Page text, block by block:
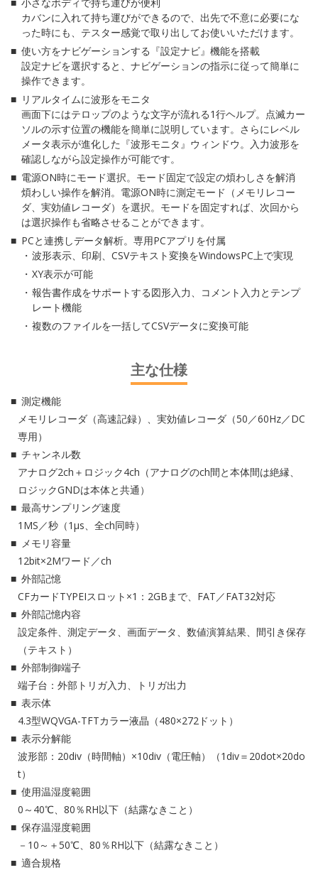
カバンに入れて持ち運びができるので、出先で不意に必要にな
った時にも、テスター感覚で取り出してお使いいただけます。
使い方をナビゲーションする『設定ナビ』機能を搭載
設定ナビを選択すると、ナビゲーションの指示に従って簡単に
操作できます。
リアルタイムに波形をモニタ
画面下にはテロップのような文字が流れる1行ヘルプ。点滅カー
ソルの示す位置の機能を簡単に説明しています。さらにレベル
メータ表示が進化した『波形モニタ』ウィンドウ。入力波形を
確認しながら設定操作が可能です。
電源ON時にモード選択。モード固定で設定の煩わしさを解消
煩わしい操作を解消。電源ON時に測定モード（メモリレコー
ダ、実効値レコーダ）を選択。モードを固定すれば、次回から
は選択操作も省略させることができます。
PCと連携しデータ解析。専用PCアプリを付属
波形表示、印刷、CSVテキスト変換をWindowsPC上で実現
XY表示が可能
報告書作成をサポートする図形入力、コメント入力とテンプ
レート機能
複数のファイルを一括してCSVデータに変換可能
主な仕様
測定機能
メモリレコーダ（高速記録）、実効値レコーダ（50／60Hz／DC
専用）
チャンネル数
アナログ2ch＋ロジック4ch（アナログのch間と本体間は絶縁、
ロジックGNDは本体と共通）
最高サンプリング速度
1MS／秒（1μs、全ch同時）
メモリ容量
12bit×2Mワード／ch
外部記憶
CFカードTYPEIスロット×1：2GBまで、FAT／FAT32対応
外部記憶内容
設定条件、測定データ、画面データ、数値演算結果、間引き保存
（テキスト）
外部制御端子
端子台：外部トリガ入力、トリガ出力
表示体
4.3型WQVGA-TFTカラー液晶（480×272ドット）
表示分解能
波形部：20div（時間軸）×10div（電圧軸）（1div＝20dot×20do
t）
使用温湿度範囲
0～40℃、80％RH以下（結露なきこと）
保存温湿度範囲
－10～＋50℃、80％RH以下（結露なきこと）
適合規格